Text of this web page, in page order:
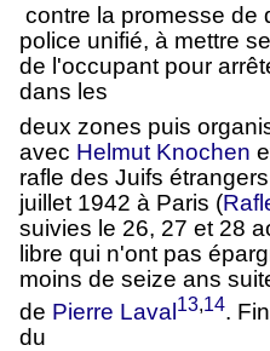
contre la promesse de
police unifié, à mettre
de l'occupant pour
dans les
deux zones puis
avec Helmut Knochen
rafle des Juifs
juillet 1942 à Paris (
suivies le 26, 27 et 28
libre qui n'ont pas
moins de seize ans
de Pierre Laval 13,14.
du